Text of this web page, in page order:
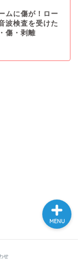
ムに傷が！ロー
波検査を受けた
傷・剥離
せ
MENU